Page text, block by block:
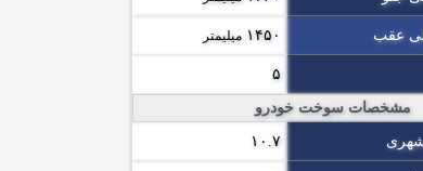
عقب ۱۴۵۰ میلیمتر
۵
مشخصات سوخت خودرو
۱۰.۷